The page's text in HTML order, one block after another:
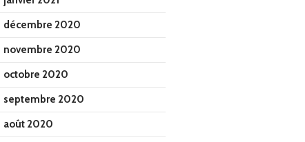
décembre 2020
novembre 2020
octobre 2020
septembre 2020
août 2020